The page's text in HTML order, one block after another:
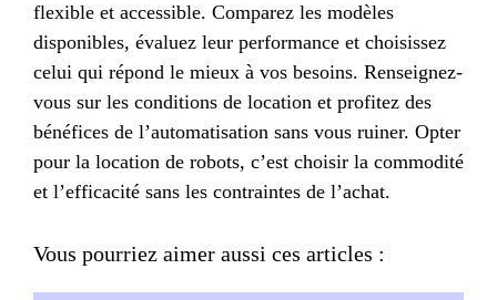
flexible et accessible. Comparez les modèles
disponibles, évaluez leur performance et choisissez
celui qui répond le mieux à vos besoins. Renseignez-
vous sur les conditions de location et profitez des
bénéfices de l’automatisation sans vous ruiner. Opter
pour la location de robots, c’est choisir la commodité
et l’efficacité sans les contraintes de l’achat.
Vous pourriez aimer aussi ces articles :